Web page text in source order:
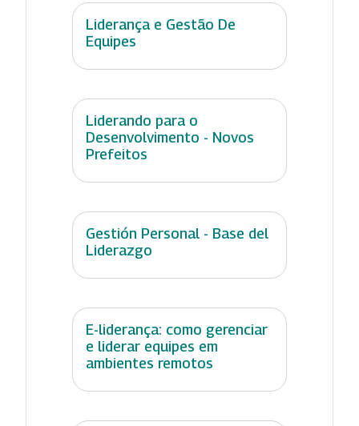
Liderança e Gestão De
Equipes
Liderando para o
Desenvolvimento - Novos
Prefeitos
Gestión Personal - Base del
Liderazgo
E-liderança: como gerenciar
e liderar equipes em
ambientes remotos